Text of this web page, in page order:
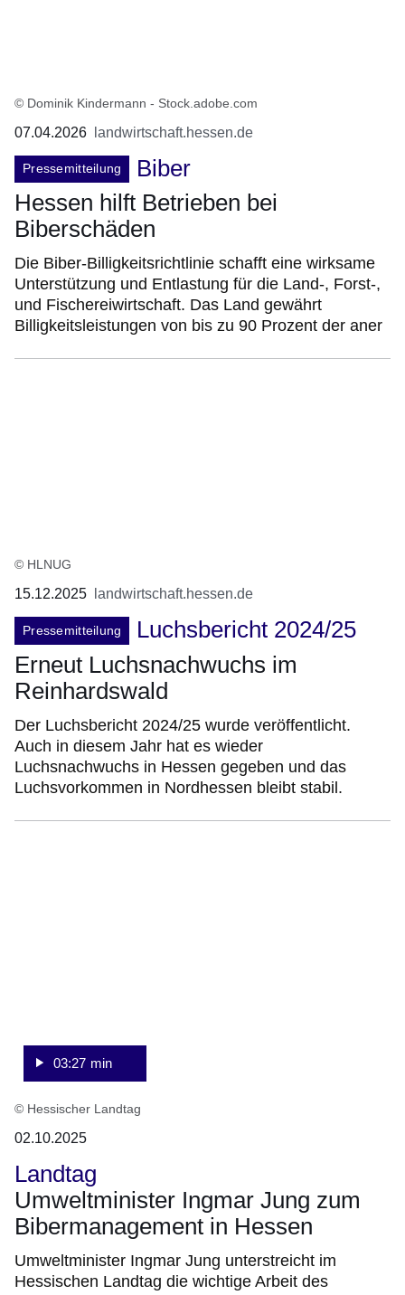
© Dominik Kindermann - Stock.adobe.com
07.04.2026 landwirtschaft.hessen.de
Pressemitteilung
Biber
Hessen hilft Betrieben bei
Biberschäden
Die Biber-Billigkeitsrichtlinie schafft eine wirksame
Unterstützung und Entlastung für die Land-, Forst-,
und Fischereiwirtschaft. Das Land gewährt
Billigkeitsleistungen von bis zu 90 Prozent der aner
© HLNUG
15.12.2025 landwirtschaft.hessen.de
Pressemitteilung
Luchsbericht 2024/25
Erneut Luchsnachwuchs im
Reinhardswald
Der Luchsbericht 2024/25 wurde veröffentlicht.
Auch in diesem Jahr hat es wieder
Luchsnachwuchs in Hessen gegeben und das
Luchsvorkommen in Nordhessen bleibt stabil.
03:27 min
© Hessischer Landtag
02.10.2025
Landtag
Umweltminister Ingmar Jung zum
Bibermanagement in Hessen
Umweltminister Ingmar Jung unterstreicht im
Hessischen Landtag die wichtige Arbeit des